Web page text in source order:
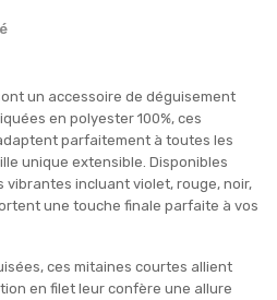
un accessoire de déguisement
en polyester 100%, ces
parfaitement à toutes les
unique extensible. Disponibles
incluant violet, rouge, noir,
une touche finale parfaite à vos
ces mitaines courtes allient
en filet leur confère une allure